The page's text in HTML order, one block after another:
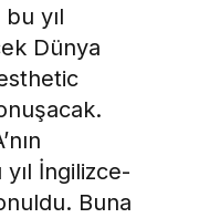
yıl
Dünya
İngilizce-
Buna